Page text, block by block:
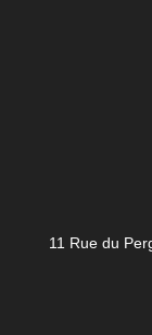
11 Rue du